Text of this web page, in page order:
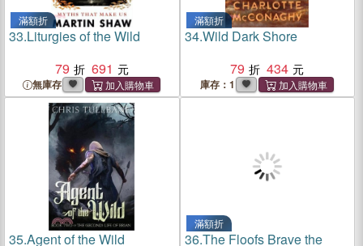
滿額折
33.Liturgies of the Wild
79
691
無庫存
滿額折
34.Wild Dark Shore
79
434
庫存：1
35.Agent of the Wild
滿額折
36.The Floofs Brave the